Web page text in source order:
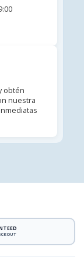
obtén
nuestra